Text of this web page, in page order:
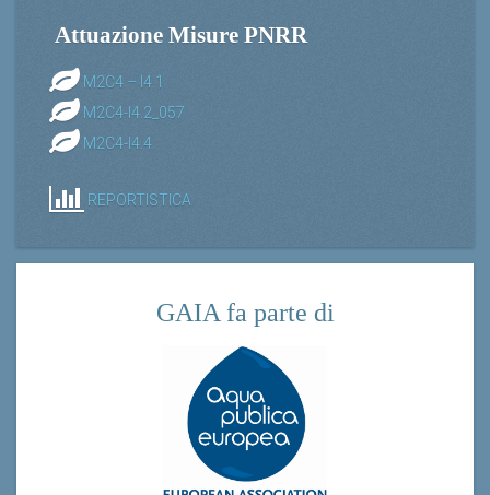
Attuazione Misure PNRR
M2C4 – I4.1
M2C4-I4.2_057
M2C4-I4.4
REPORTISTICA
GAIA fa parte di